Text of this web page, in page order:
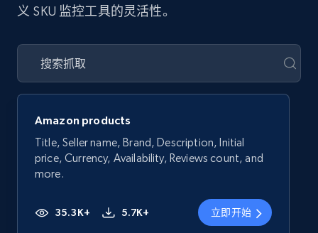
义 SKU 监控工具的灵活性。
Amazon products
Title, Seller name, Brand, Description, Initial
price, Currency, Availability, Reviews count, and
more.
35.3K+ 5.7K+ 立即开始